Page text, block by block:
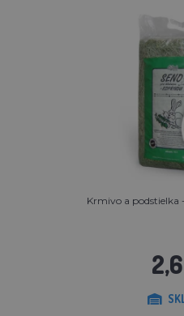
Krmivo a podstielka